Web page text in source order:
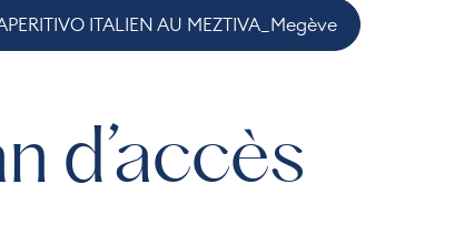
ITALIEN AU MEZTIVA_Megève
d’accès